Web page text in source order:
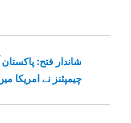
شاندار فتح:
چیمپئنز نے امریکا